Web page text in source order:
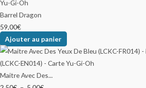
Barrel Dragon
59,00€
Ajouter au panier
Maitre Avec Des...